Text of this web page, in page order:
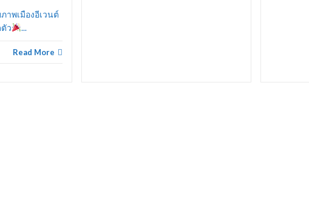
าพเมืองอีเวนต์
ว
...
Read More